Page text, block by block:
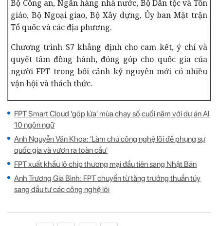
Bộ Công an, Ngân hàng nhà nước, Bộ Dân tộc và Tôn
giáo, Bộ Ngoại giao, Bộ Xây dựng, Ủy ban Mặt trận
Tổ quốc và các địa phương.
Chương trình S7 khẳng định cho cam kết, ý chí và
quyết tâm đồng hành, đóng góp cho quốc gia của
người FPT trong bối cảnh kỷ nguyên mới có nhiều
vận hội và thách thức.
FPT Smart Cloud 'góp lửa' mùa chạy số cuối năm với dự án AI
10 ngôn ngữ
Anh Nguyễn Văn Khoa: 'Làm chủ công nghệ lõi để phụng sự
quốc gia và vươn ra toàn cầu'
FPT xuất khẩu lô chip thương mại đầu tiên sang Nhật Bản
Anh Trương Gia Bình: FPT chuyển từ tăng trưởng thuần túy
sang đầu tư các công nghệ lõi